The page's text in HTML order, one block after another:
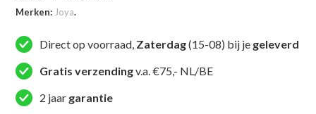
Merken: Joya.
Direct op voorraad, Zaterdag(15-08) bij je geleverd
Gratis verzendingv.a. €75,- NL/BE
2 jaar garantie